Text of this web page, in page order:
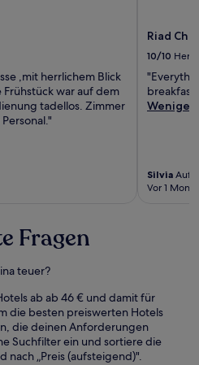
,mit herrlichem Blick
war auf dem
tadellos. Zimmer
Riad
10/10
breakfast
Weniger
Silvia
Vor 1
Fragen
teuer?
ab ab 46 € und damit für
die besten preiswerten Hotels
die deinen Anforderungen
Suchfilter ein und sortiere die
nach „Preis (aufsteigend)".